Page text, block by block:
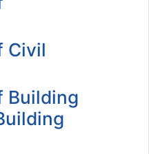
Civil
Building